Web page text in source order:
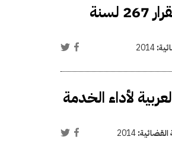
تعديل بعض أحكام اللائحة التنفيذية لقانون الضمان الاجتماعي بالقرار 267 لسنة
2014
لأداء الخدمة
القضائية:2014